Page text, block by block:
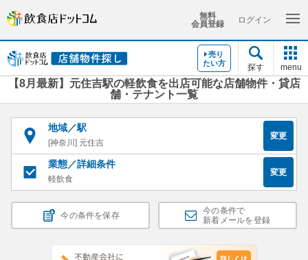
無料
会員登録
ログイン
売り
たい方
探す menu
【8月最新】元住吉駅の軽飲食を出店可能な店舗物件・貸店
舗・テナント一覧
地域／駅
[神奈川] 元住吉
変更
業態／詳細条件
軽飲食
変更
今の条件を保存
今の条件で
新着メールを登録